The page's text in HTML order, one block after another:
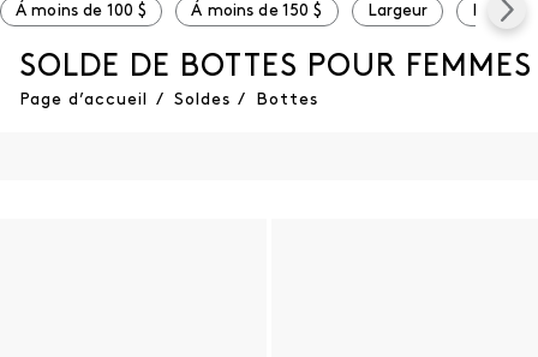
Á moins de 100 $ Á moins de 150 $ Largeur Large
SOLDE DE BOTTES POUR FEMMES
Page d’accueil / Soldes / Bottes